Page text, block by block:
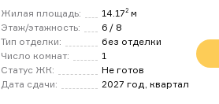
Жилая площадь: 14.172 м
Этаж/этажность:
6 / 8
Тип отделки:
без отделки
Число комнат:
1
Статус ЖК:
Не готов
Дата сдачи:
2027 год, квартал